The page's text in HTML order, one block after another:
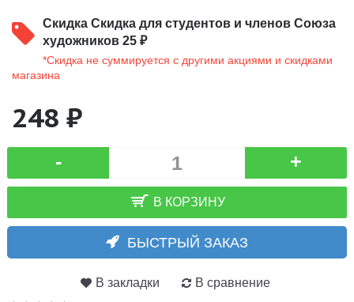
Скидка Скидка для студентов и членов Союза
художников 25 ₽
*Скидка не суммируется с другими акциями и скидками
магазина
248 ₽
- +
В КОРЗИНУ
БЫСТРЫЙ ЗАКАЗ
В закладки В сравнение